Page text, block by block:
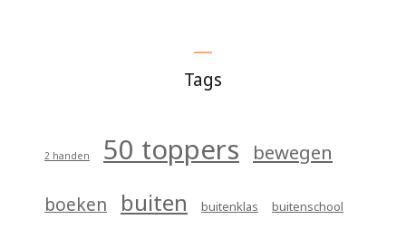
Tags
2 handen 50 toppers bewegen
boeken buiten buitenklas buitenschool